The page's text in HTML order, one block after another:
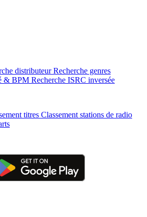
distributeur Recherche genres
& BPM Recherche ISRC inversée
titres Classement stations de radio